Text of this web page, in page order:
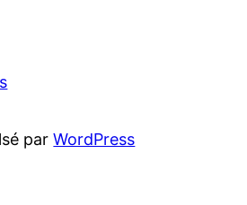
parWordPress